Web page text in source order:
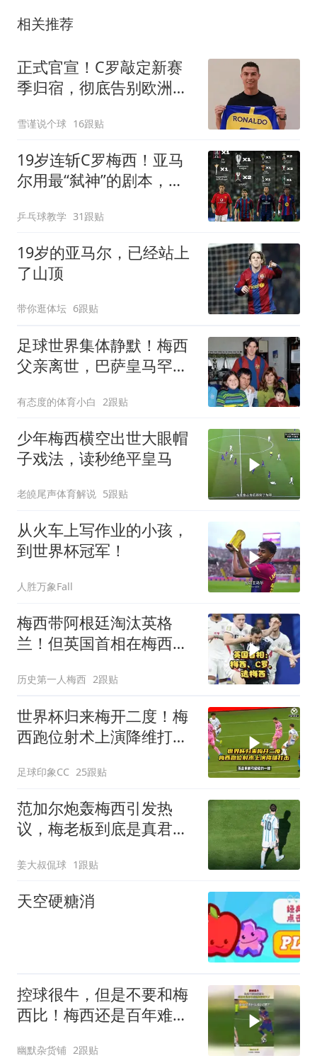
相关推荐
正式官宣！C罗敲定新赛
季归宿，彻底告别欧洲主
雪谨说个球 16跟贴
19岁连斩C罗梅西！亚马
尔用最“弑神”的剧本，正
案
乒乓球教学 31跟贴
19岁的亚马尔，已经站上
了山顶
带你逛体坛 6跟贴
足球世界集体静默！梅西
父亲离世，巴萨皇马罕见
有态度的体育小白 2跟贴
少年梅西横空出世大眼帽
子戏法，读秒绝平皇马
老皢尾声体育解说 5跟贴
从火车上写作业的小孩，
到世界杯冠军！
人胜万象Fall
梅西带阿根廷淘汰英格
兰！但英国首相在梅西和
历史第一人梅西 2跟贴
世界杯归来梅开二度！梅
西跑位射术上演降维打
足球印象CC 25跟贴
范加尔炮轰梅西引发热
议，梅老板到底是真君子
姜大叔侃球 1跟贴
天空硬糖消
控球很牛，但是不要和梅
西比！梅西还是百年难遇
幽默杂货铺 2跟贴